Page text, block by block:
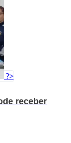
?>
receber